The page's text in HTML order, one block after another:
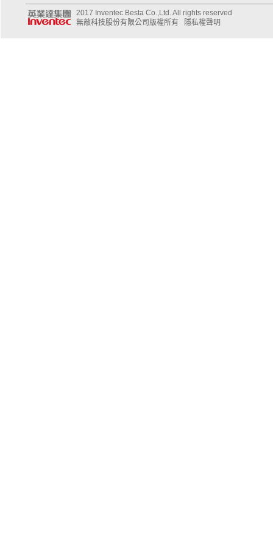
2017 Inventec Besta Co.,Ltd. All rights reserved
無敵科技股份有限公司版權所有
隱私權聲明